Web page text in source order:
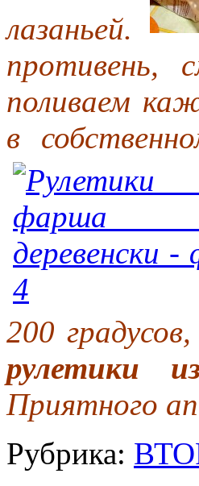
лазаньей.
противень,
поливаем
в
200
рулетики
Приятного
Рубрика: